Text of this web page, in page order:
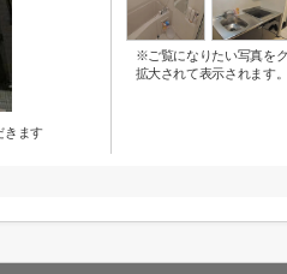
きます
※ご覧になりたい写真を
拡大されて表示されます。